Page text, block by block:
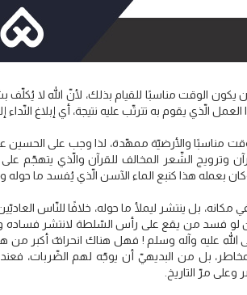
الوقت مناسبًا للقيام بذلك، لأنّ الله لا
الّذي يقوم به تترتّب عليه نتيجة، أي إبلاغ
مناسبًا والأرضيّة ممهّدة، لذا وجب على
الشّعر المخالف للقرآن والّذي يتهجّم على
بعمله هذا كنبع الماء الآسن الّذي يُفسد ما حوله
في مكانه، بل ينتشر ليملأ ما حوله، خلافًا
فسد من يقع على رأس السّلطة لانتشر فساده
عليه وآله وسلم ! فهل هناك انحرافٌ أكبر من
بل من البديهيّ أن يوجّه لهم الضّربات،
مرّ التاريخ.